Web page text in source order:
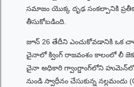
సమాజం యొక్క దృఢ సంకల్పానికి
తీసుకోబడింది.
జూన్ 26 తేదీని ఎంచుకోవడానికి ఒక
చైనాలో క్వింగ్ రాజవంశం కాలంలో లీ
చైనా అధికారి గ్వాంగ్డాంగ్‌లోని హుమెన్‌లో
నుండి స్వాధీనం చేసుకున్న